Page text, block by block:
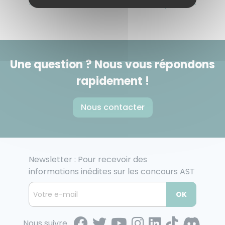
Une question ? Nous vous répondons
rapidement !
Nous contacter
Newsletter : Pour recevoir des
informations inédites sur les concours AST
OK